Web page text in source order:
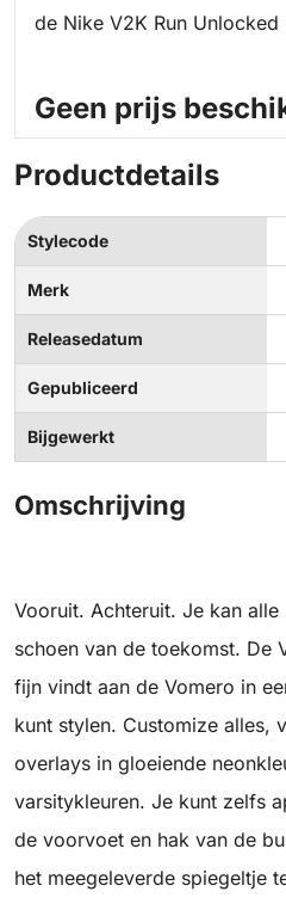
de Nike V2K Run Unlocked
Geen prijs
Productdetails
Stylecode
Merk
Releasedatum
Gepubliceerd
Bijgewerkt
Omschrijving
Vooruit. Achteruit. Je kan
schoen van de toekomst. De
fijn vindt aan de Vomero in
kunt stylen. Customize alles,
overlays in gloeiende
varsitykleuren. Je kunt zelfs
de voorvoet en hak van de
het meegeleverde spiegeltje